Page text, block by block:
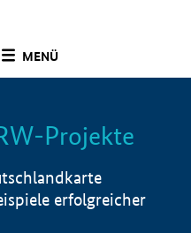
MENÜ
Info
Projekte
erfolgreicher